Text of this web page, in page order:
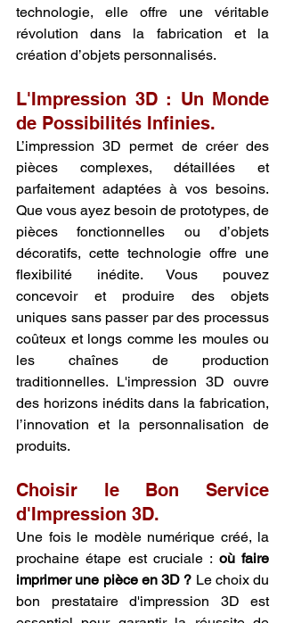
technologie, elle offre une véritable
révolution dans la fabrication et la
création d’objets personnalisés.
L'Impression 3D : Un Monde
de Possibilités Infinies.
L’impression 3D permet de créer des
pièces complexes, détaillées et
parfaitement adaptées à vos besoins.
Que vous ayez besoin de prototypes, de
pièces fonctionnelles ou d’objets
décoratifs, cette technologie offre une
flexibilité inédite. Vous pouvez
concevoir et produire des objets
uniques sans passer par des processus
coûteux et longs comme les moules ou
les chaînes de production
traditionnelles. L'impression 3D ouvre
des horizons inédits dans la fabrication,
l’innovation et la personnalisation de
produits.
Choisir le Bon Service
d'Impression 3D.
Une fois le modèle numérique créé, la
prochaine étape est cruciale : où faire
imprimer une pièce en 3D ? Le choix du
bon prestataire d'impression 3D est